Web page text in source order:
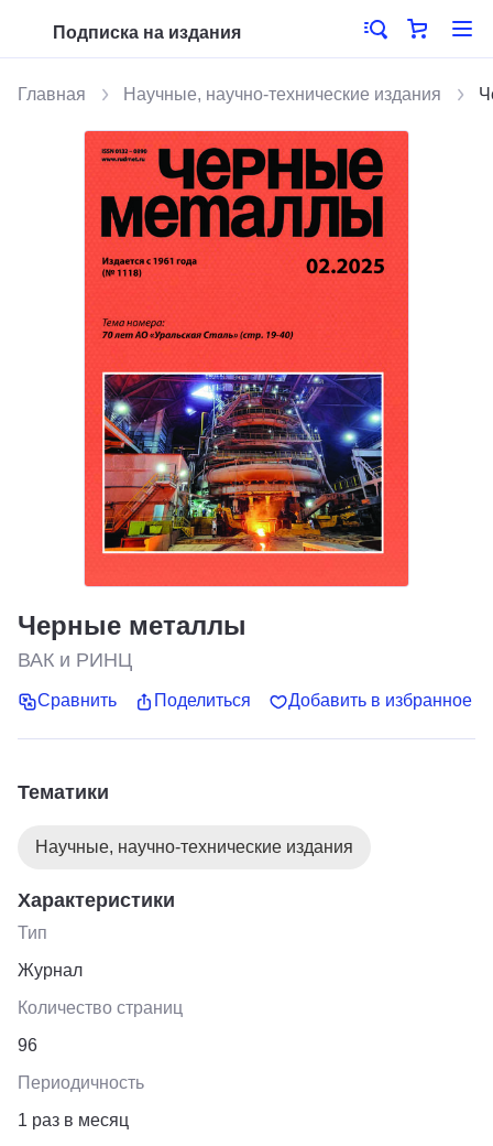
Подписка на издания
Главная Научные, научно-технические издания
Черные металлы
ВАК и РИНЦ
Сравнить Поделиться Добавить в избранное
Тематики
Научные, научно-технические издания
Характеристики
Тип
Журнал
Количество страниц
96
Периодичность
1 раз в месяц